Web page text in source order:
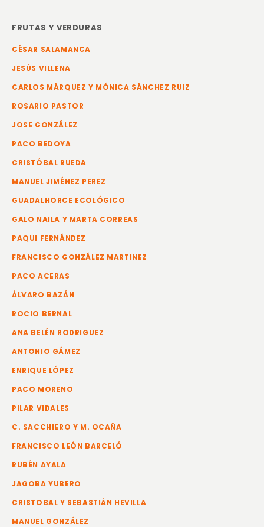
FRUTAS Y VERDURAS
CÉSAR SALAMANCA
JESÚS VILLENA
CARLOS MÁRQUEZ Y MÓNICA SÁNCHEZ RUIZ
ROSARIO PASTOR
JOSE GONZÁLEZ
PACO BEDOYA
CRISTÓBAL RUEDA
MANUEL JIMÉNEZ PEREZ
GUADALHORCE ECOLÓGICO
GALO NAILA Y MARTA CORREAS
PAQUI FERNÁNDEZ
FRANCISCO GONZÁLEZ MARTINEZ
PACO ACERAS
ÁLVARO BAZÁN
ROCIO BERNAL
ANA BELÉN RODRIGUEZ
ANTONIO GÁMEZ
ENRIQUE LÓPEZ
PACO MORENO
PILAR VIDALES
C. SACCHIERO Y M. OCAÑA
FRANCISCO LEÓN BARCELÓ
RUBÉN AYALA
JAGOBA YUBERO
CRISTOBAL Y SEBASTIÁN HEVILLA
MANUEL GONZÁLEZ